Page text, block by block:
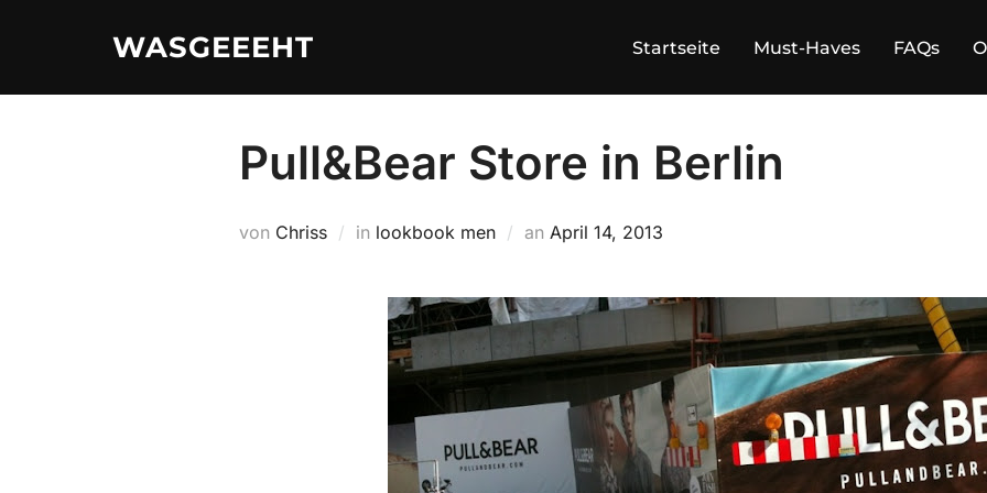
WASGEEEHT Startseite Must-Haves FAQs
Pull&Bear Store in Berlin
von Chriss in lookbook men an Veröffentlicht
April 14, 2013